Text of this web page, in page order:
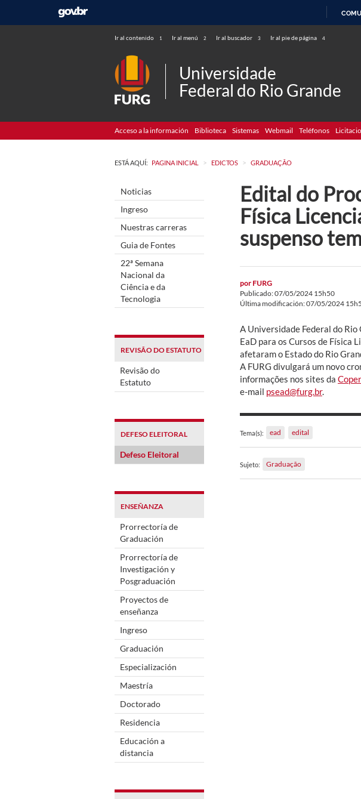
Ir al contenido 1 Ir al menú 2 Ir al buscador 3 Ir al pie de página 4
Universidade
Federal do Rio Grande
Acceso a la información Biblioteca Sistemas Webmail Teléfonos
ESTÁ AQUÍ: PAGINA INICIAL > EDICTOS > GRADUAÇÃO
Noticias
Ingreso
Nuestras carreras
Guia de Fontes
22ª Semana
Nacional da
Ciência e da
Tecnologia
REVISÃO DO ESTATUTO
Revisão do
Estatuto
DEFESO ELEITORAL
Defeso Eleitoral
ENSEÑANZA
Prorrectoría de
Graduación
Prorrectoría de
Investigación y
Posgraduación
Proyectos de
enseñanza
Ingreso
Graduación
Especialización
Maestría
Doctorado
Residencia
Educación a
distancia
Edital do
Física
suspenso
por FURG
Publicado: 07/05/2024 15h50
Última modificación: 07/05/2024
A Universidade Federal do
EaD para os Cursos de Física
afetaram o Estado do Rio
A FURG divulgará um novo
informações nos sites da
e-mail psead@furg.br.
Tema(s): ead edital
Sujeto: Graduação